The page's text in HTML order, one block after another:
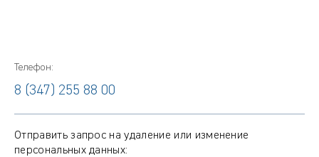
Телефон:
8 (347) 255 88 00
Отправить запрос на удаление или изменение
персональных данных: